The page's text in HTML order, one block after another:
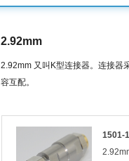
2.92mm
2.92mm 又叫K型连接器。连接器
容互配。
1501-